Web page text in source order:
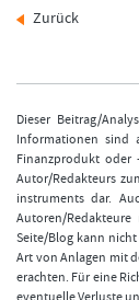
Zurück
Dieser Beitrag/
Informationen sind
Finanzprodukt oder
Autor/Redakteurs
instruments dar.
Autoren/
Seite/Blog kann
Art von Anlagen mit
erachten. Für eine